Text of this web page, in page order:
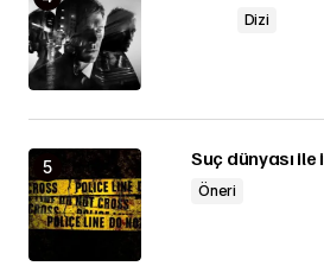
Dizi
Suç dünyası
Öneri